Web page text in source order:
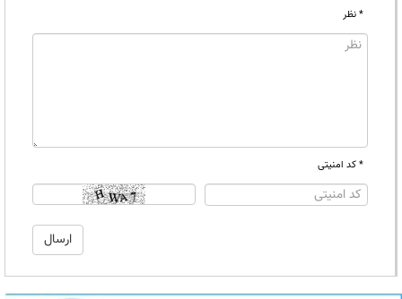
* نظر
* کد امنیتی